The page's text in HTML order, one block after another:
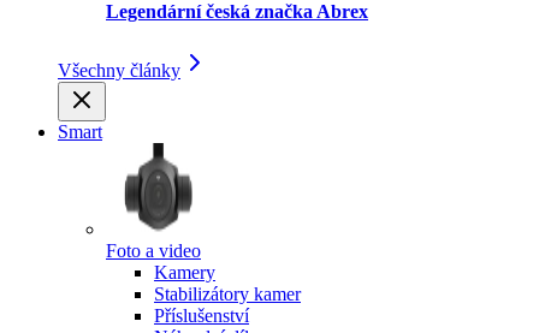
Legendární česká značka Abrex
Všechny články
Smart
Foto a video
Kamery
Stabilizátory kamer
Příslušenství